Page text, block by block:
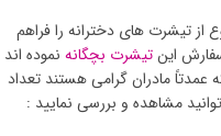
از تیشرت های دخترانه را فراهم
اینتیشرت بچگانه نموده اند
عمدتاً مادران گرامی هستند تعداد